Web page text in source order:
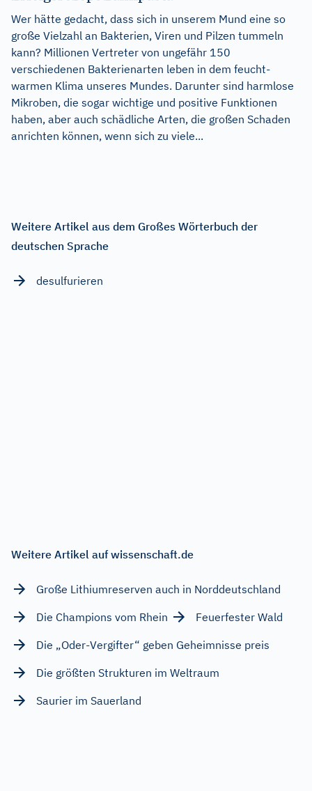
Wer hätte gedacht, dass sich in unserem Mund eine so
große Vielzahl an Bakterien, Viren und Pilzen tummeln
kann? Millionen Vertreter von ungefähr 150
verschiedenen Bakterienarten leben in dem feucht-
warmen Klima unseres Mundes. Darunter sind harmlose
Mikroben, die sogar wichtige und positive Funktionen
haben, aber auch schädliche Arten, die großen Schaden
anrichten können, wenn sich zu viele...
Weitere Artikel aus dem Großes Wörterbuch der
deutschen Sprache
desulfurieren
Weitere Artikel auf wissenschaft.de
Große Lithiumreserven auch in Norddeutschland
Die Champions vom Rhein
Feuerfester Wald
Die „Oder-Vergifter“ geben Geheimnisse preis
Die größten Strukturen im Weltraum
Saurier im Sauerland